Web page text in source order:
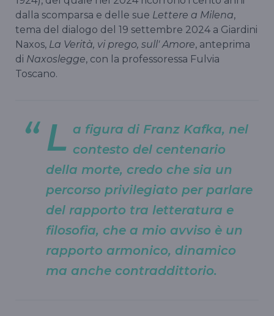
dalla scomparsa e delle sue Lettere a Milena,
tema del dialogo del 19 settembre 2024 a Giardini
Naxos, La Verità, vi prego, sull' Amore, anteprima
di Naxoslegge, con la professoressa Fulvia
Toscano.
L a figura di Franz Kafka, nel
contesto del centenario
della morte, credo che sia un
percorso privilegiato per parlare
del rapporto tra letteratura e
filosofia, che a mio avviso è un
rapporto armonico, dinamico
ma anche contraddittorio.